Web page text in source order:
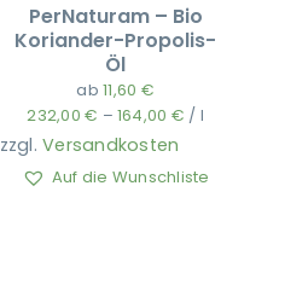
PerNaturam – Bio
Koriander-Propolis-
Öl
ab11,60 €
232,00€ – 164,00 € / l
zzgl.Versandkosten
Auf die Wunschliste